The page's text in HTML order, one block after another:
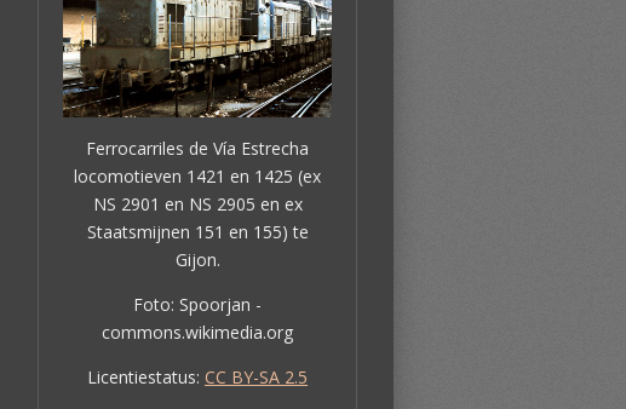
Ferrocarriles de Vía Estrecha
locomotieven 1421 en 1425 (ex
NS 2901 en NS 2905 en ex
Staatsmijnen 151 en 155) te
Gijon.
Foto: Spoorjan -
commons.wikimedia.org
Licentiestatus: CC BY-SA 2.5